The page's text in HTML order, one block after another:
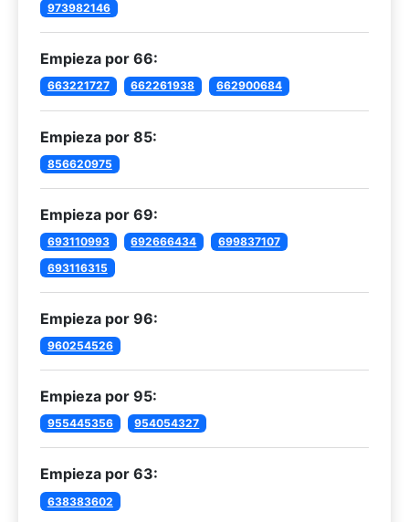
973982146
Empieza por 66:
663221727 662261938 662900684
Empieza por 85:
856620975
Empieza por 69:
693110993 692666434
699837107
693116315
Empieza por 96:
960254526
Empieza por 95:
955445356 954054327
Empieza por 63:
638383602